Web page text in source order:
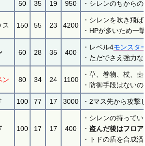
50 35 19 950 ・シレンのちから
ス 150 55 23 4200
・シレンを吹き飛
・HPが多いため一
60 28 35 400
・レベル4モンスタ
・ただでさえ強力
ン 80 34 24 1100
・草、巻物、杖、壺
・防御手段はない
100 77 17 3000 ・2マス先から攻撃
100 17 17 400
・シレンの持ってい
・ 盗んだ後はフロ
・トドの盾を合成